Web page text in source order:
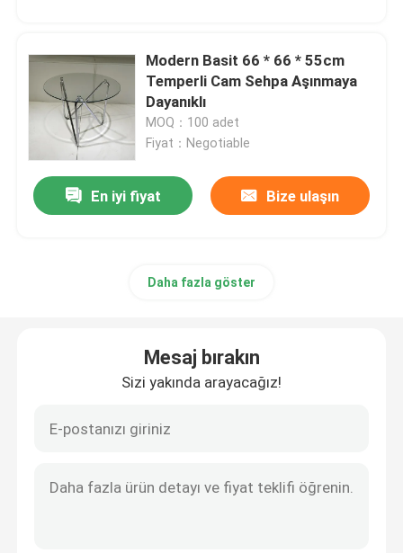
Hakkımızda
Kişiler
Ürünler
Yemek Odası Mobilyaları
Özel TV Dolabı
Bar Taburesi
Modern Basit 66 * 66 * 55cm
Temperli Cam Sehpa Aşınmaya
Dayanıklı
MOQ：100 adet
Fiyat：Negotiable
En iyi fiyat Bize ulaşın
Daha fazla göster
Mesaj bırakın
Sizi yakında arayacağız!